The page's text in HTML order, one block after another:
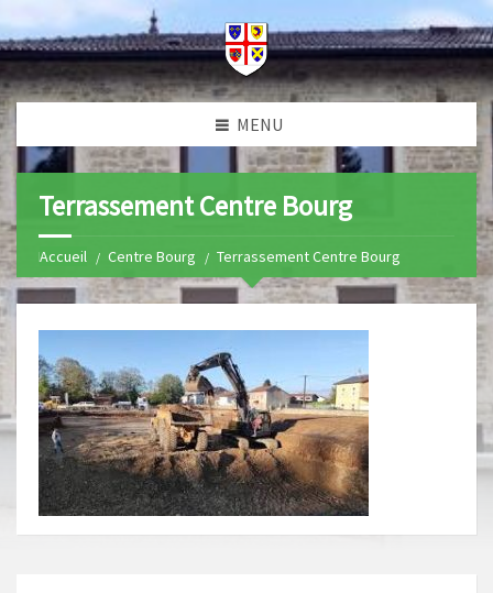
MENU
Terrassement Centre Bourg
Home Centre Bourg Terrassement Centre Bourg